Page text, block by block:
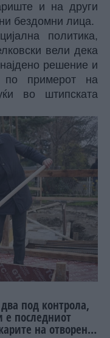
и на други
бездомни лица.
политика,
вели дека
решение и
примерот на
во штипската
под контрола,
е последниот
на отворено